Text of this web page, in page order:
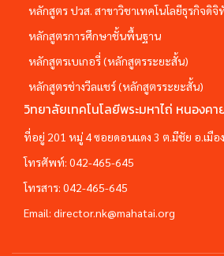
หลักสูตร ปวส. สาขาวิชาเทคโนโลยีธุรกิจดิจิ
หลักสูตรการศึกษาชั้นพื้นฐาน
หลักสูตรเบเกอรี่ (หลักสูตรระยะสั้น)
หลักสูตรช่างวีลแชร์ (หลักสูตรระยะสั้น)
วิทยาลัยเทคโนโลยีพระมหาไถ่ หนองคา
ที่อยู่ 201 หมู่ 4 ซอยดอนแดง 3 ต.มีชัย อ.เมือ
โทรศัพท์: 042-465-645
โทรสาร: 042-465-645
Email: director.nk@mahatai.org